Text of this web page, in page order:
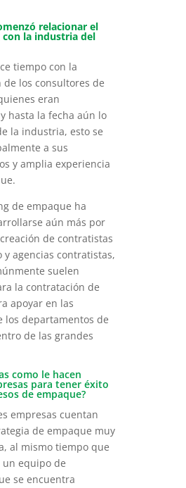
relacionar el
la industria del
tiempo con la
los consultores de
eran
hasta la fecha aún lo
la industria, esto se
a sus
y amplia experiencia
de empaque ha
aún más por
de contratistas
y agencias contratistas,
suelen
la contratación de
apoyar en las
los departamentos de
de las grandes
como le hacen
para tener éxito
de empaque?
empresas cuentan
de empaque muy
al mismo tiempo que
equipo de
se encuentra